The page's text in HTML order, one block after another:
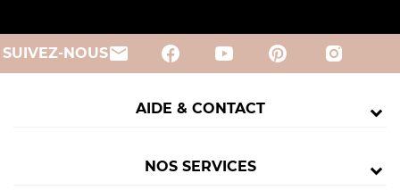
SUIVEZ-NOUSemail
AIDE & CONTACT
NOS SERVICES